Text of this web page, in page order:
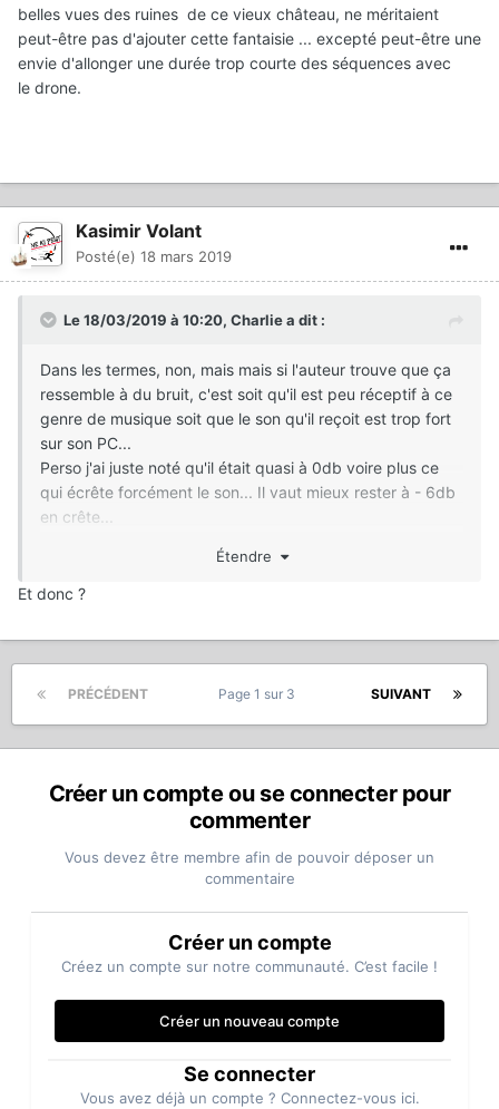
belles vues des ruines de ce vieux château, ne méritaient
peut-être pas d'ajouter cette fantaisie ... excepté peut-être une
envie d'allonger une durée trop courte des séquences avec
le drone.
Kasimir Volant
Posté(e) 18 mars 2019
Le 18/03/2019 à 10:20, Charliea dit :
Dans les termes, non, mais mais si l'auteur trouve que ça
ressemble à du bruit, c'est soit qu'il est peu réceptif à ce
genre de musique soit que le son qu'il reçoit est trop fort
sur son PC...
Perso j'ai juste noté qu'il était quasi à 0db voire plus ce
qui écrête forcément le son... Il vaut mieux rester à - 6db
en crête...
Edit : je viens de vérifier, pas d'écrêtage, ça passe juste
Étendre
Et donc ?
PRÉCÉDENT SUIVANT
Page 1 sur 3
Créer un compte ou se connecter pour
commenter
Vous devez être membre afin de pouvoir déposer un
commentaire
Créer un compte
Créez un compte sur notre communauté. C’est facile !
Créer un nouveau compte
Se connecter
Vous avez déjà un compte ? Connectez-vous ici.